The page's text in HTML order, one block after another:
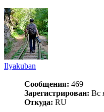
Ilyakuban
Сообщения: 469
Зарегистрирован: Вс
Откуда: RU